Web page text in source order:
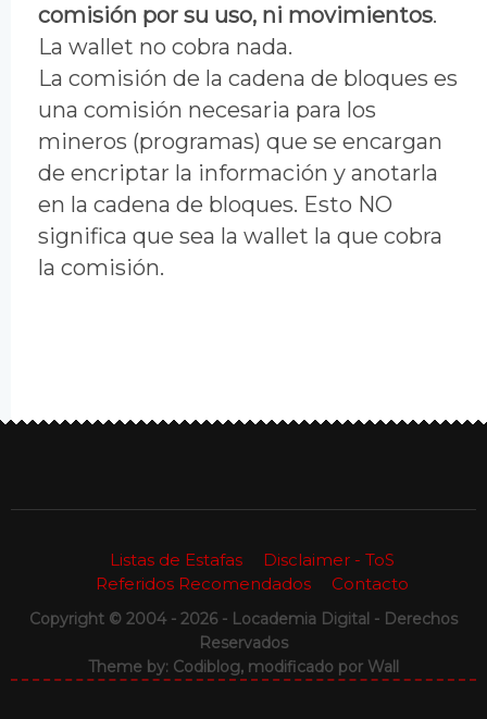
comisión por su uso, ni movimientos.
La wallet no cobra nada.
La comisión de la cadena de bloques es
una comisión necesaria para los
mineros (programas) que se encargan
de encriptar la información y anotarla
en la cadena de bloques. Esto NO
significa que sea la wallet la que cobra
la comisión.
Listas de Estafas
Disclaimer - ToS
Referidos Recomendados
Contacto
Copyright © 2004 - 2026 - Locademia Digital - Derechos
Reservados
Theme by: Codiblog, modificado por Wall